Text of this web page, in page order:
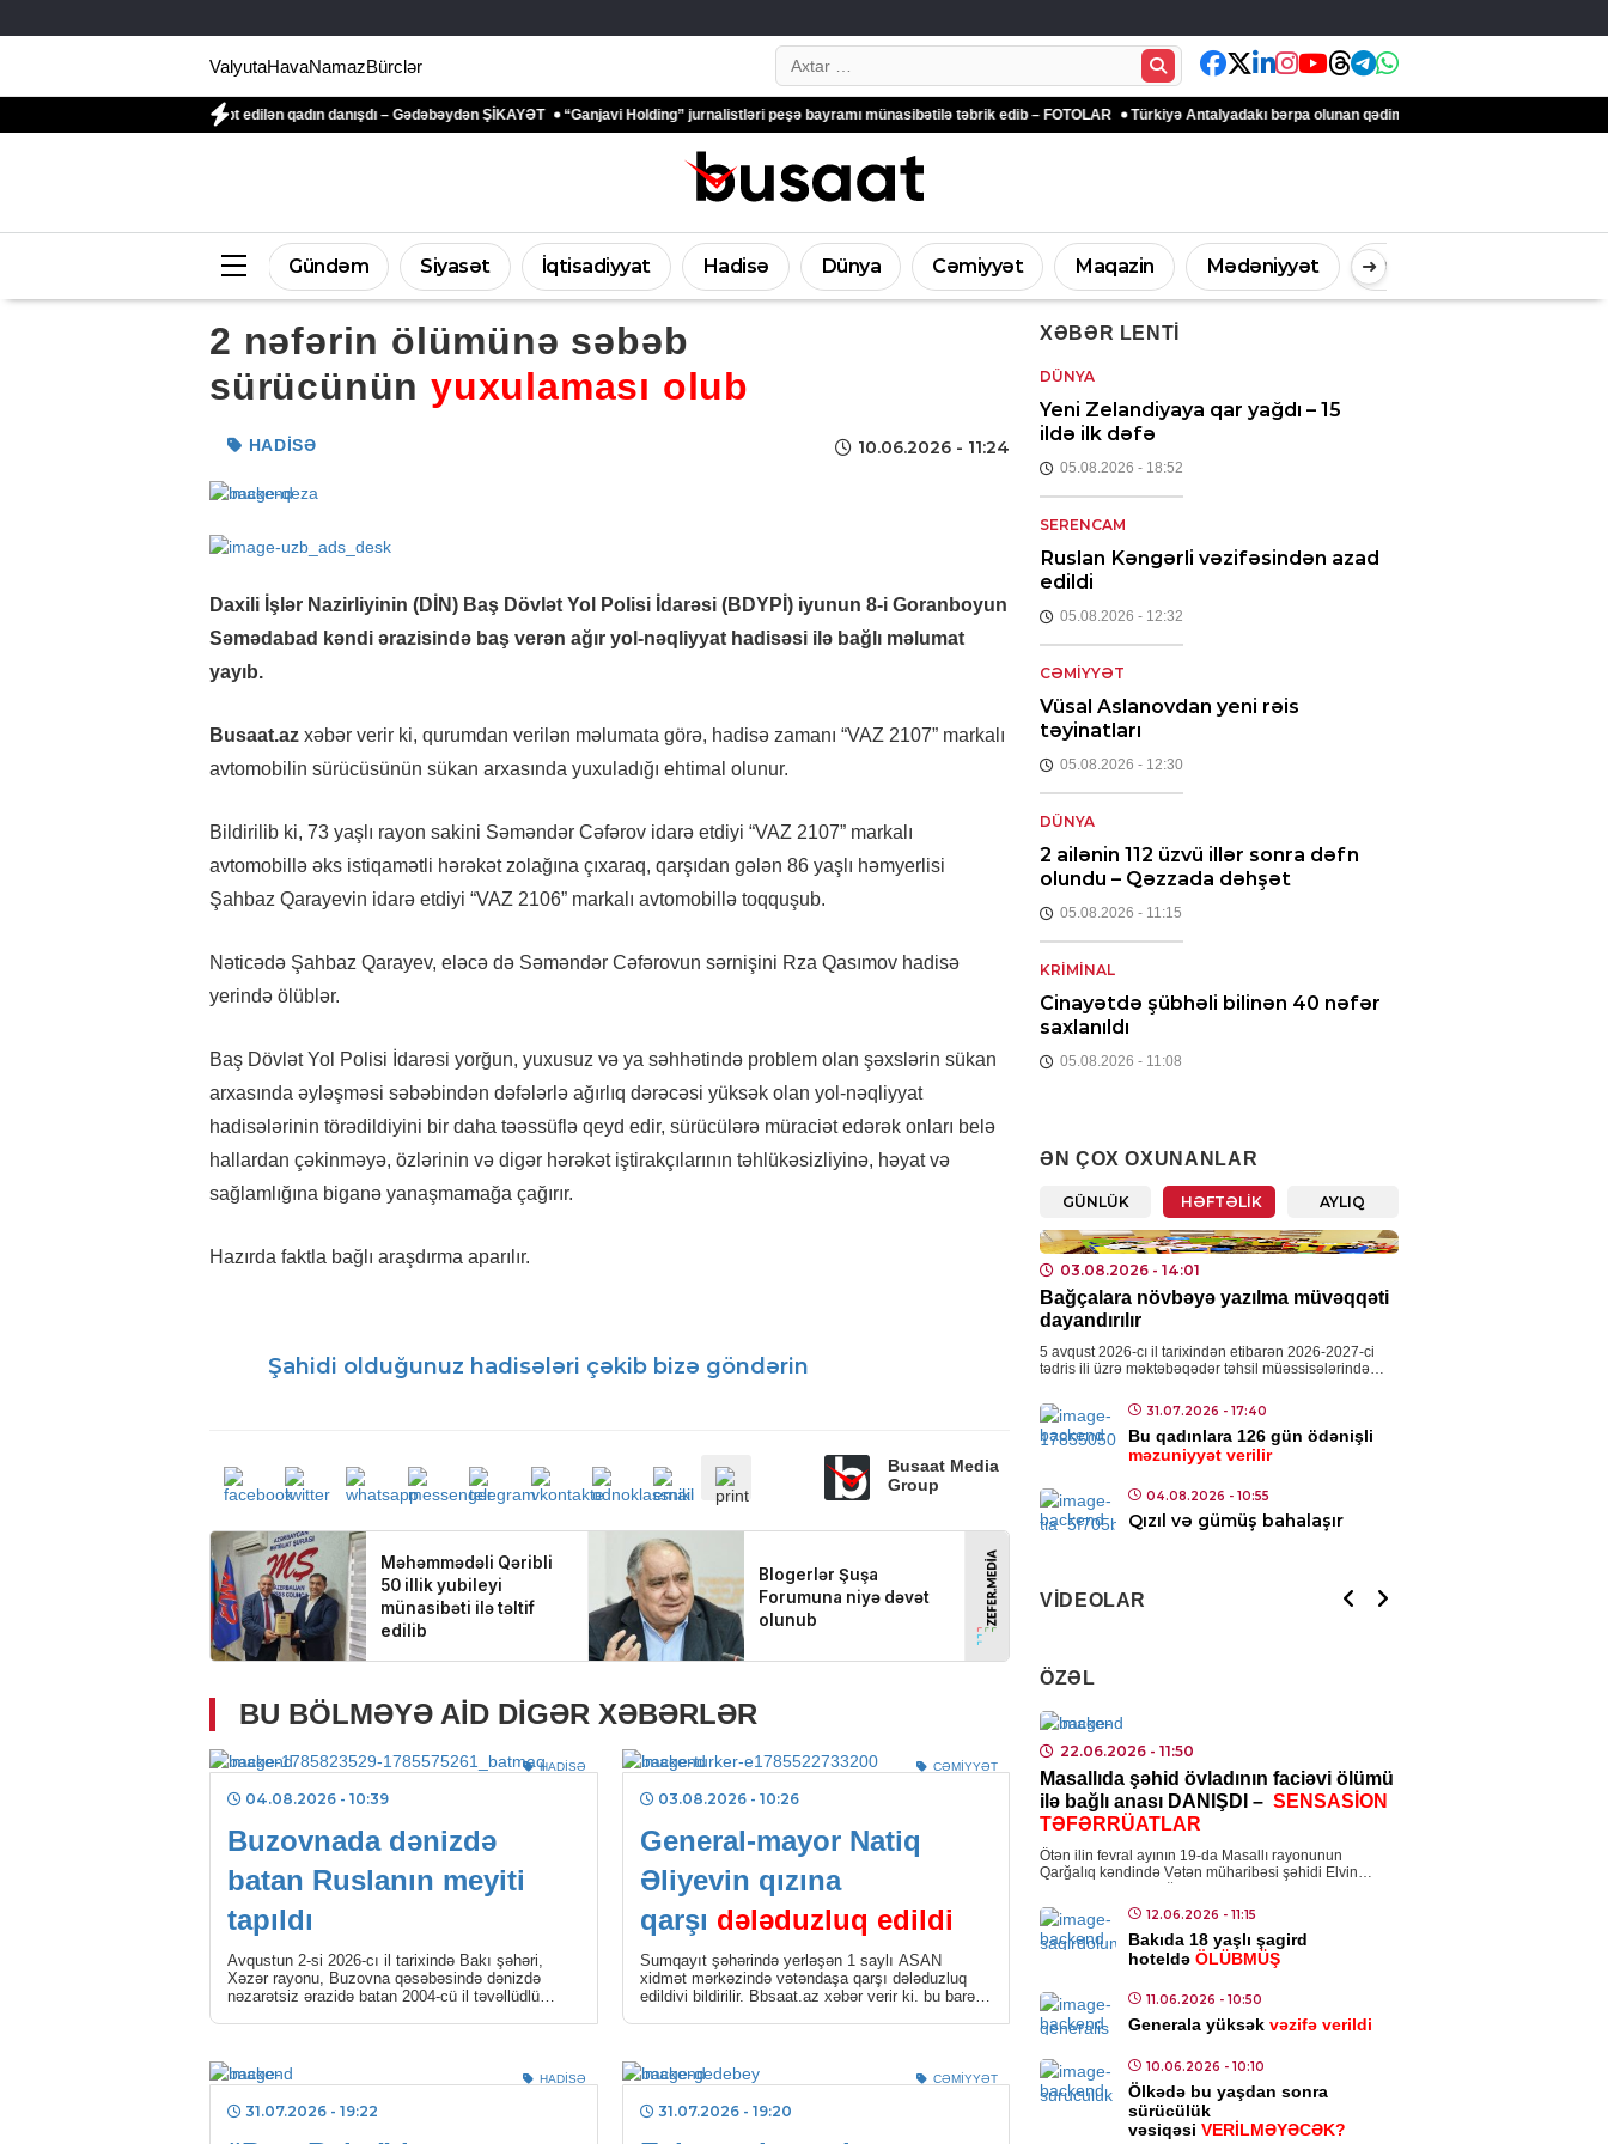
ValyutaHavaNamazBürclər Search…
tərəfindən zəbt edilən qadın danışdı – Gədəbəydən ŞİKAYƏT “Ganjavi Holding” jurnalistləri peşə bayramı münasibətilə təbrik edib – FOTOLAR Türkiyə Antalyadakı bərpa olunan qədim məkanlarla mədəni irsin qorunmasına
Gündəm Siyasət İqtisadiyyat Hadisə Dünya Cəmiyyət Maqazin Mədəniyyət Digər
➜
2 nəfərin ölümünə səbəb
sürücününyuxulaması olub
HADISƏ 10.06.2026 - 11:24
Daxili İşlər Nazirliyinin (DİN) Baş Dövlət Yol Polisi İdarəsi (BDYPİ) iyunun 8-i Goranboyun
Səmədabad kəndi ərazisində baş verən ağır yol-nəqliyyat hadisəsi ilə bağlı məlumat
yayıb.
Busaat.az xəbər verir ki, qurumdan verilən məlumata görə, hadisə zamanı “VAZ 2107” markalı
avtomobilin sürücüsünün sükan arxasında yuxuladığı ehtimal olunur.
Bildirilib ki, 73 yaşlı rayon sakini Səməndər Cəfərov idarə etdiyi “VAZ 2107” markalı
avtomobillə əks istiqamətli hərəkət zolağına çıxaraq, qarşıdan gələn 86 yaşlı həmyerlisi
Şahbaz Qarayevin idarə etdiyi “VAZ 2106” markalı avtomobillə toqquşub.
Nəticədə Şahbaz Qarayev, eləcə də Səməndər Cəfərovun sərnişini Rza Qasımov hadisə
yerində ölüblər.
Baş Dövlət Yol Polisi İdarəsi yorğun, yuxusuz və ya səhhətində problem olan şəxslərin sükan
arxasında əyləşməsi səbəbindən dəfələrlə ağırlıq dərəcəsi yüksək olan yol-nəqliyyat
hadisələrinin törədildiyini bir daha təəssüflə qeyd edir, sürücülərə müraciət edərək onları belə
hallardan çəkinməyə, özlərinin və digər hərəkət iştirakçılarının təhlükəsizliyinə, həyat və
sağlamlığına biganə yanaşmamağa çağırır.
Hazırda faktla bağlı araşdırma aparılır.
Şahidi olduğunuz hadisələri çəkib bizə göndərin
Busaat Media
Group
BU BÖLMƏYƏ AID DIGƏR XƏBƏRLƏR
HADISƏ
04.08.2026 - 10:39
Buzovnada dənizdə
batan Ruslanın meyiti
tapıldı
Avqustun 2-si 2026-cı il tarixində Bakı şəhəri,
Xəzər rayonu, Buzovna qəsəbəsində dənizdə
nəzarətsiz ərazidə batan 2004-cü il təvəllüdlü
CƏMIYYƏT
03.08.2026- 10:26
General-mayor Natiq
Əliyevin qızına
qarşı dələduzluq edildi
Sumqayıt şəhərində yerləşən 1 saylı ASAN
xidmət mərkəzində vətəndaşa qarşı dələduzluq
edildiyi bildirilir. Bbsaat.az xəbər verir ki, bu barədə
HADISƏ
31.07.2026 - 19:22
CƏMIYYƏT
31.07.2026- 19:20
XƏBƏR LENTI
DÜNYA
Yeni Zelandiyaya qar yağdı – 15
ildə ilk dəfə
05.08.2026 - 18:52
SERENCAM
Ruslan Kəngərli vəzifəsindən azad
edildi
05.08.2026 - 12:32
CƏMIYYƏT
Vüsal Aslanovdan yeni rəis
təyinatları
05.08.2026 - 12:30
DÜNYA
2 ailənin 112 üzvü illər sonra dəfn
olundu – Qəzzada dəhşət
05.08.2026 - 11:15
KRIMINAL
Cinayətdə şübhəli bilinən 40 nəfər
saxlanıldı
05.08.2026 - 11:08
DYP sürücülərə müraciət etdi
- 11:05
CƏMIYYƏT
Azərbaycanda donuzlarla bağlı
monitorinqlər keçiriləcək
05.08.2026
Çempionlar Liqası: “Sabah”
“Orhus”la qarşılaşacaq
ayrılmasına başlanılır – Tarix
İQTISADIYYAT
Qızıl və gümüş bahalaşır
04.08.2026- 10:55
MƏDƏNIYYƏT
Ceki Çan “Tanrının zirehi 4″ün
04.08.2026
Oman sahillərində yük gəmisi
atəşə tutulub
04.08.2026- 10:43
ƏN ÇOX OXUNANLAR
GÜNLÜK HƏFTƏLIK AYLIQ
03.08.2026 - 14:01
Bağçalara növbəyə yazılma müvəqqəti
dayandırılır
5 avqust 2026-cı il tarixindən etibarən 2026-2027-ci
tədris ili üzrə məktəbəqədər təhsil müəssisələrində
növbələrin yaradılması prosesi […]
31.07.2026 - 17:40
Bu qadınlara 126 gün ödənişli
məzuniyyət verilir
04.08.2026 - 10:55
Qızıl və gümüş bahalaşır
VIDEOLAR
02.12.2022
Lavrovun Qarabağ
mesajı:Rusiya məxfi
planını işə salır?
ÖZƏL
22.06.2026 - 11:50
Masallıda şəhid övladının faciəvi ölümü
ilə bağlı anası DANIŞDI – SENSASİON
TƏFƏRRÜATLAR
Ötən ilin fevral ayının 19-da Masallı rayonunun
Qarğalıq kəndində Vətən müharibəsi şəhidi Elvin
12.06.2026 - 11:15
Bakıda 18 yaşlı şagird
hoteldə ÖLÜBMÜŞ
11.06.2026 - 10:50
Generala yüksək vəzifə verildi
10.06.2026 - 10:10
Ölkədə bu yaşdan sonra
sürücülük
vəsiqəsi VERİLMƏYƏCƏK?